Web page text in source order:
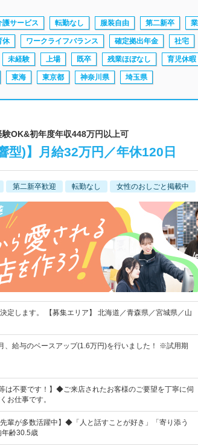
護サービス 転勤なし 服装自由 第二新卒
休 ワークライフバランス 確定拠出年金 社宅
未経験 上場 既卒 残業ほぼなし 育児休暇
東海 東京都 神奈川県 埼玉県
OK&初年度年収448万円以上可
型)】月給32万円／年休120日
第二新卒歓迎 転勤なし 女性のおしごと掲載中
定します。 【募集エリア】 北海道／青森県／宮城県／山
給与のベースアップ(1.6万円)を行いました！ ※試用期
は不要です！】◆ご来店されたお客様のご要望を丁寧に伺
お仕事です。
輩が多数活躍中】◆「人と話すことが好き」「寄り添う
齢30.5歳